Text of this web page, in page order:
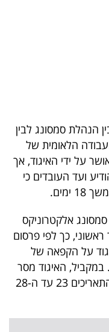
הנהלת סמסונג לבין
הלאומית של
על ידי האיגוד, אך
ועד העובדים כי
אלקטרוניקס
כך לפי פרסום
על הקפאה של
האיגוד מסר
כי הוא יקיים הצבעה על ההסכם בין התאריכים 23 עד ה-28